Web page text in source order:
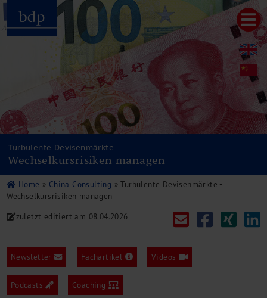
Hauptmenu
bdp aktuell
Unternehmenswerte
Referenzen
Pressespiegel
Publikationen
Newsletter
Videos
Leistungen
Rechtsberatung
Unternehmensfinanzierung
Restrukturierung
M&A + Unternehmensnachfolge
Management Consulting
Turbulente Devisenmärkte
Wechselkursrisiken managen
Home » China Consulting »Turbulente Devisenmärkte -
Wechselkursrisiken managen
zuletzt editiert am 08.04.2026
Newsletter Fachartikel Videos
Podcasts Coaching